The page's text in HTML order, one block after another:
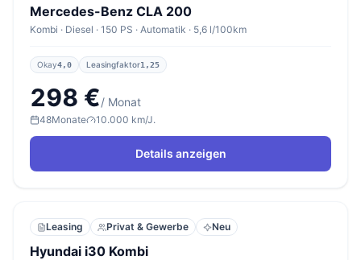
Mercedes-Benz CLA 200
Kombi · Diesel · 150 PS · Automatik · 5,6 l/100km
Okay4,0 Leasingfaktor1,25
298 €/ Monat
48Monate 10.000 km/J.
Details anzeigen
Leasing Privat & Gewerbe Neu
Hyundai i30 Kombi